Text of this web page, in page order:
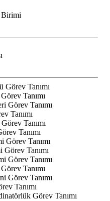
Birimi
Tanımı
Tanımı
Görev Tanımı
Tanımı
Tanımı
Tanımı
Görev Tanımı
Tanımı
Görev Tanımı
Tanımı
Görev Tanımı
Tanımı
Görev Tanımı